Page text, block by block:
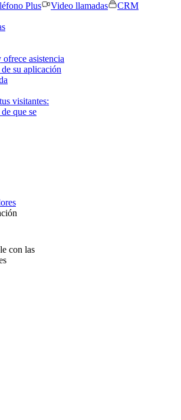
Plus Video llamadas
CRM
asistencia
su aplicación
visitantes:
que se
con las